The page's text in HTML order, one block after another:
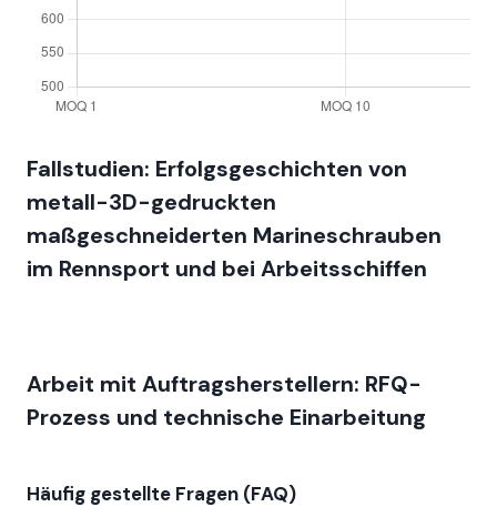
Fallstudien: Erfolgsgeschichten von
metall-3D-gedruckten
maßgeschneiderten Marineschrauben
im Rennsport und bei Arbeitsschiffen
Arbeit mit Auftragsherstellern: RFQ-
Prozess und technische Einarbeitung
Häufig gestellte Fragen (FAQ)